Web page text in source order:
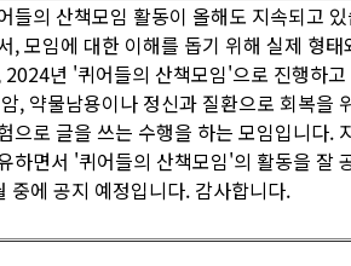
들의 산책모임 활동이 올해도 지속되고
, 모임에 대한 이해를 돕기 위해 실제 형
2024년 '퀴어들의 산책모임'으로 진행하
, 약물남용이나 정신과 질환으로 회복을
으로 글을 쓰는 수행을 하는 모임입니다.
하면서 '퀴어들의 산책모임'의 활동을 잘
중에 공지 예정입니다. 감사합니다.